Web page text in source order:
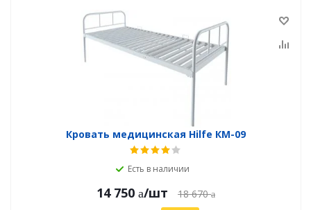
Кровать медицинская Hilfe КМ-09
Есть в наличии
14 750 /шт 18 670